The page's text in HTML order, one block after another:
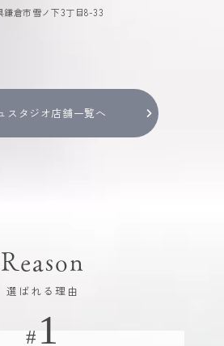
鎌倉市雪ノ下3丁目8-33
スタジオ店舗一覧へ
Reason
選ばれる理由